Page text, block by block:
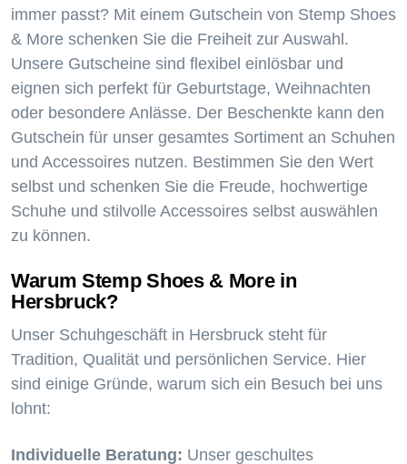
immer passt? Mit einem Gutschein von Stemp Shoes
& More schenken Sie die Freiheit zur Auswahl.
Unsere Gutscheine sind flexibel einlösbar und
eignen sich perfekt für Geburtstage, Weihnachten
oder besondere Anlässe. Der Beschenkte kann den
Gutschein für unser gesamtes Sortiment an Schuhen
und Accessoires nutzen. Bestimmen Sie den Wert
selbst und schenken Sie die Freude, hochwertige
Schuhe und stilvolle Accessoires selbst auswählen
zu können.
Warum Stemp Shoes & More in
Hersbruck?
Unser Schuhgeschäft in Hersbruck steht für
Tradition, Qualität und persönlichen Service. Hier
sind einige Gründe, warum sich ein Besuch bei uns
lohnt:
Individuelle Beratung: Unser geschultes